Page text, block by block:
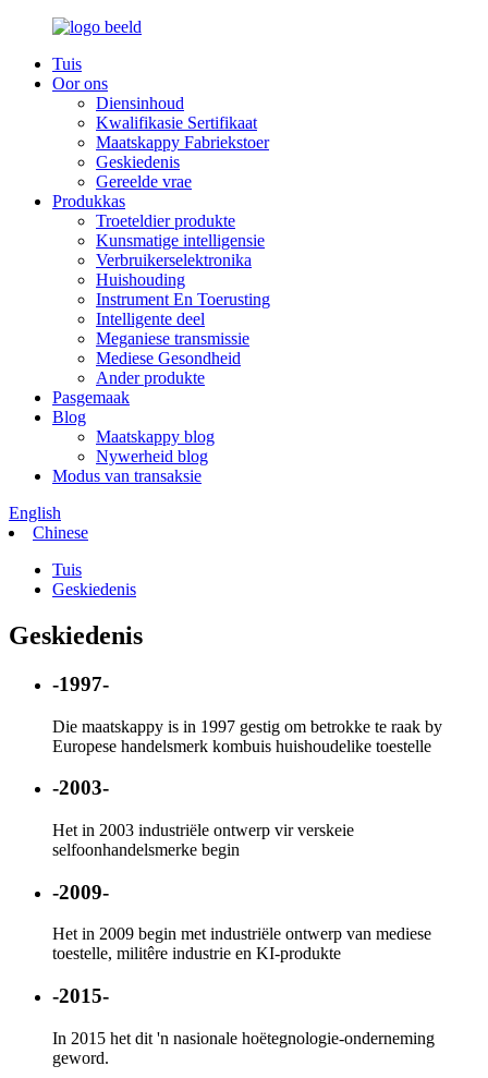
Tuis
Oor ons
Diensinhoud
Kwalifikasie Sertifikaat
Maatskappy Fabriekstoer
Geskiedenis
Gereelde vrae
Produkkas
Troeteldier produkte
Kunsmatige intelligensie
Verbruikerselektronika
Huishouding
Instrument En Toerusting
Intelligente deel
Meganiese transmissie
Mediese Gesondheid
Ander produkte
Pasgemaak
Blog
Maatskappy blog
Nywerheid blog
Modus van transaksie
English
Chinese
Tuis
Geskiedenis
Geskiedenis
-1997-
Die maatskappy is in 1997 gestig om betrokke te raak by
Europese handelsmerk kombuis huishoudelike toestelle
-2003-
Het in 2003 industriële ontwerp vir verskeie
selfoonhandelsmerke begin
-2009-
Het in 2009 begin met industriële ontwerp van mediese
toestelle, militêre industrie en KI-produkte
-2015-
In 2015 het dit 'n nasionale hoëtegnologie-onderneming
geword.